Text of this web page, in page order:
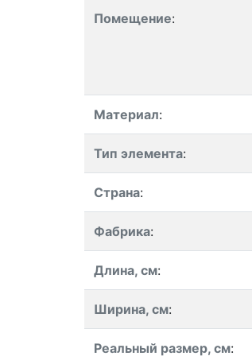
Помещение:
Материал:
Тип элемента:
Страна:
Фабрика:
Длина, см:
Ширина, см:
Реальный размер, см: